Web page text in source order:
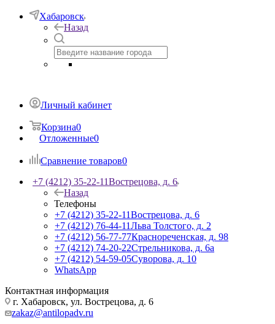
Хабаровск
Назад
Личный кабинет
Корзина0
Отложенные0
Сравнение товаров0
+7 (4212) 35-22-11Вострецова, д. 6
Назад
Телефоны
+7 (4212) 35-22-11Вострецова, д. 6
+7 (4212) 76-44-11Льва Толстого, д. 2
+7 (4212) 56-77-77Краснореченская, д. 98
+7 (4212) 74-20-22Стрельникова, д. 6а
+7 (4212) 54-59-05Суворова, д. 10
WhatsApp
Контактная информация
г. Хабаровск, ул. Вострецова, д. 6
zakaz@antilopadv.ru